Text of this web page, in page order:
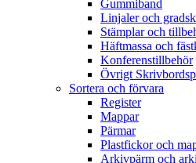
Gummiband
Linjaler och
Stämplar och
Häftmassa och
Konferenstillbehör
Övrigt
Sortera och förvara
Register
Mappar
Pärmar
Plastfickor och
Arkivpärm och